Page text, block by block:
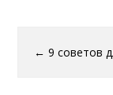
←9 советов